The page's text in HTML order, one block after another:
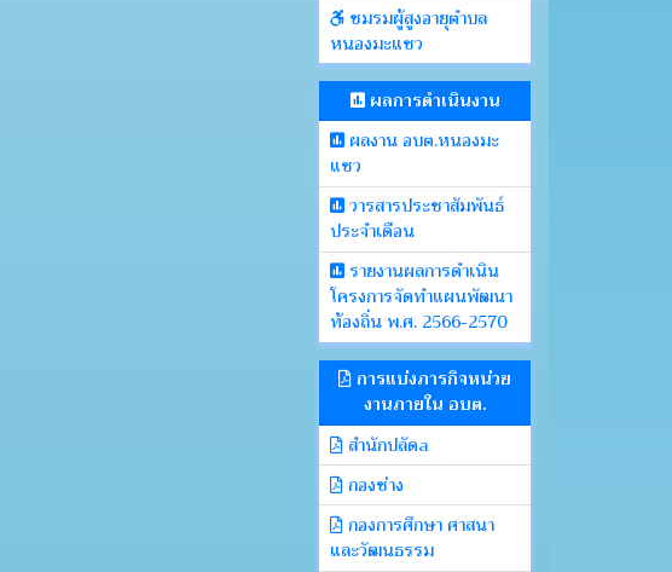
ชมรมผู้สูงอายุตำบล
หนองมะแซว
ผลการดำเนินงาน
ผลงาน อบต.หนองมะ
แซว
วารสารประชาสัมพันธ์
ประจำเดือน
รายงานผลการดำเนิน
โครงการจัดทำแผนพัฒนา
ท้องถิ่น พ.ศ. 2566-2570
การแบ่งภารกิจหน่วย
งานภายใน อบต.
สำนักปลัดa
กองช่าง
กองการศึกษา ศาสนา
และวัฒนธรรม